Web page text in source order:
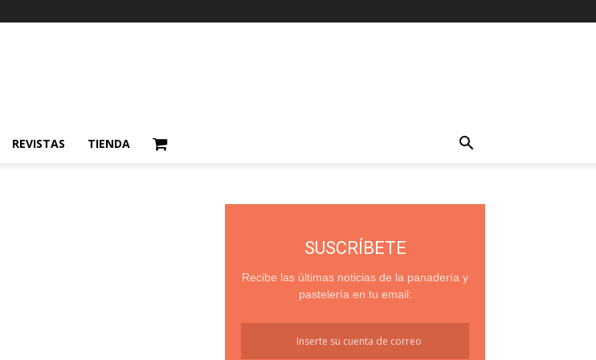
REVISTAS TIENDA
SUSCRÍBETE
Recibe las últimas noticias de la panadería y
pastelería en tu email: